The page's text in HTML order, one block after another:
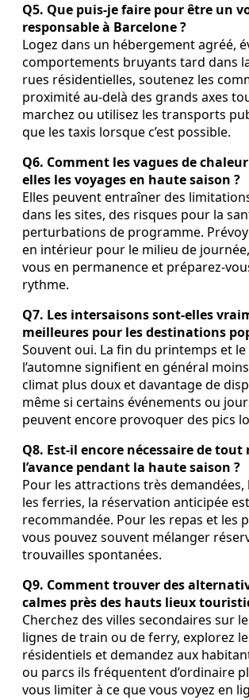
Q5. Que puis-je faire pour être un
responsable à Barcelone ?
Logez dans un hébergement agréé,
comportements bruyants tard dans
rues résidentielles, soutenez les
proximité au-delà des grands axes
marchez ou utilisez les transports
que les taxis lorsque c’est possible.
Q6. Comment les vagues de
elles les voyages en haute saison ?
Elles peuvent entraîner des
dans les sites, des risques pour la
perturbations de programme.
en intérieur pour le milieu de
vous en permanence et préparez-
rythme.
Q7. Les intersaisons sont-elles
meilleures pour les destinations
Souvent oui. La fin du printemps et
l’automne signifient en général
climat plus doux et davantage de
même si certains événements ou
peuvent encore provoquer des pics
Q8. Est-il encore nécessaire de tout
l’avance pendant la haute saison ?
Pour les attractions très demandées,
les ferries, la réservation anticipée
recommandée. Pour les repas et les
vous pouvez souvent mélanger
trouvailles spontanées.
Q9. Comment trouver des
calmes près des hauts lieux
Cherchez des villes secondaires sur
lignes de train ou de ferry, explorez
résidentiels et demandez aux
ou parcs ils fréquentent d’ordinaire
vous limiter à ce que vous voyez en